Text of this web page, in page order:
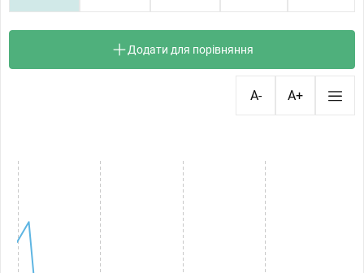
Додати для порівняння
A- A+